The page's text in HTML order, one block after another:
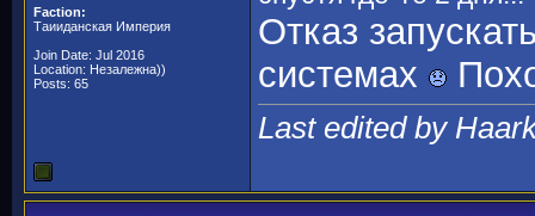
Faction:
Таииданская Империя
Join Date: Jul 2016
Location: Незалежна))
Posts: 65
Отказ
системах
Last edited by